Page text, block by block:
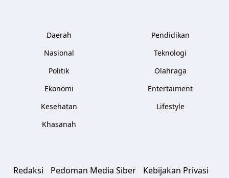
Daerah
Nasional
Politik
Ekonomi
Kesehatan
Khasanah
Pendidikan
Teknologi
Olahraga
Entertaiment
Lifestyle
Redaksi Pedoman Media Siber Kebijakan Privasi